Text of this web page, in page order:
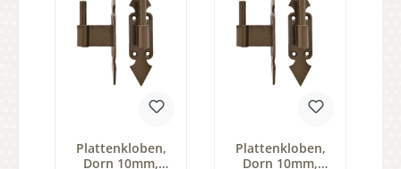
Plattenkloben,
Dorn 10mm,
Plattenkloben,
Dorn 10mm,